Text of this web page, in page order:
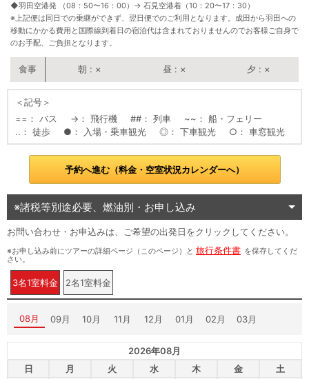
◆羽田空港発 （08：50〜16：00） → 石見空港着（10：20〜17：30）
※上記便は同日での乗継ができず、翌日便でのご利用となります。成田から羽田への
移動にかかる費用と国際線到着日の宿泊代は含まれておりませんのでお客様ご自身で
のお手配、ご負担となります。
朝 × 昼 × 夕 ×
＜記号＞
==
バス → 飛行機 ## 列車 ~~
船・フェリー
..
徒歩 ● 入場・乗車観光 ◎ 下車観光 ○ 車窓観光
予約へ進む（料金・空室状況カレンダーへ）
※諸税等別途必要、燃油別・お申し込み
お問い合わせ・お申込みは、ご希望の出発日をクリックしてください。
※お申し込み前にツアーの詳細ページ（このページ）と 旅行条件書 を保存してくだ
さい。
3名1室料金 2名1室料金
08月 09月 10月 11月 12月 01月 02月 03月
2026年08月
日
月 火 水 木 金
土